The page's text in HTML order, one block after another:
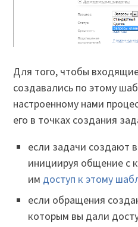
Для того, чтобы
создавались по этому
настроенному нами
его в точках создания
если задачи создают
инициируя общение с
им доступ к этому
если обращения
которым вы дали